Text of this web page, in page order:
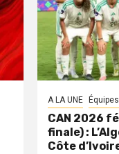
A LA UNE
CAN 2026
finale) :
Côte